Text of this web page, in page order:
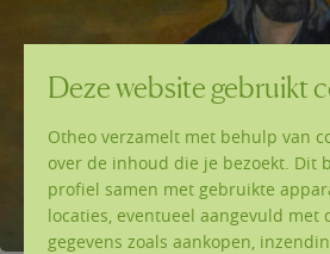
Deze website gebruikt
Otheo verzamelt met behulp van
over de inhoud die je bezoekt. Dit
profiel samen met gebruikte
locaties, eventueel aangevuld met
gegevens zoals aankopen,